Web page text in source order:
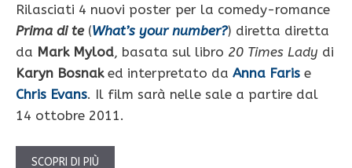
Rilasciati 4 nuovi poster per la comedy-romance
Prima di te(What’s your number?) diretta diretta
da Mark Mylod, basata sul libro 20 Times Lady di
Karyn Bosnaked interpretato da Anna Faris e
Chris Evans. Il film sarà nelle sale a partire dal
14 ottobre 2011.
SCOPRI DI PIÙ